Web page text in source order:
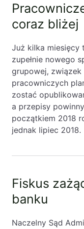
coraz bliżej
Już kilka miesięcy
zupełnie nowego
grupowej, związek
pracowniczych
zostać
a przepisy
początkiem 2018
jednak lipiec 2018.
Fiskus
banku
Naczelny Sąd